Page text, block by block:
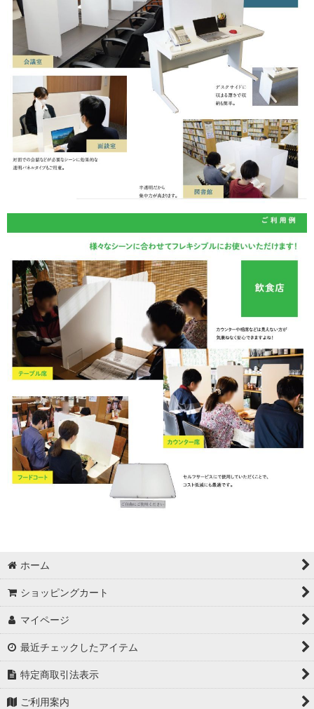
ホーム
ショッピングカート
マイページ
最近チェックしたアイテム
特定商取引法表示
ご利用案内